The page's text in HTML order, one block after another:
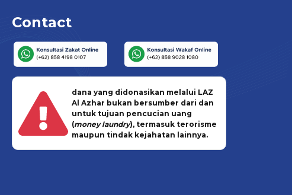
Contact
dana yang didonasikan melalui LAZ
Al Azhar bukan bersumber dari dan
untuk tujuan pencucian uang
(money laundry), termasuk terorisme
maupun tindak kejahatan lainnya.